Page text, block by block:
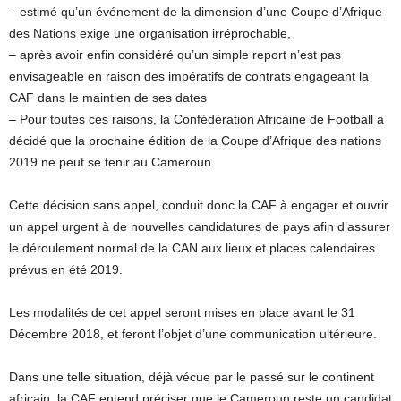
– estimé qu’un événement de la dimension d’une Coupe d’Afrique
des Nations exige une organisation irréprochable,
– après avoir enfin considéré qu’un simple report n’est pas
envisageable en raison des impératifs de contrats engageant la
CAF dans le maintien de ses dates
– Pour toutes ces raisons, la Confédération Africaine de Football a
décidé que la prochaine édition de la Coupe d’Afrique des nations
2019 ne peut se tenir au Cameroun.
Cette décision sans appel, conduit donc la CAF à engager et ouvrir
un appel urgent à de nouvelles candidatures de pays afin d’assurer
le déroulement normal de la CAN aux lieux et places calendaires
prévus en été 2019.
Les modalités de cet appel seront mises en place avant le 31
Décembre 2018, et feront l’objet d’une communication ultérieure.
Dans une telle situation, déjà vécue par le passé sur le continent
africain, la CAF entend préciser que le Cameroun reste un candidat